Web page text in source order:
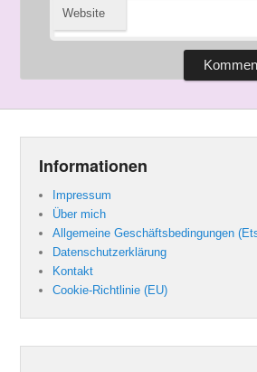
Website
Informationen
Impressum
Über mich
Allgemeine Geschäftsbedingungen
Datenschutzerklärung
Kontakt
Cookie-Richtlinie (EU)